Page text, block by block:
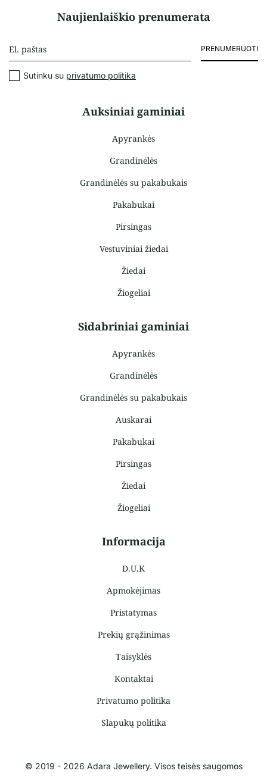
Auksiniai gaminiai
Apyrankės
Grandinėlės
Grandinėlės su pakabukais
Pakabukai
Pirsingas
Vestuviniai žiedai
Žiedai
Žiogeliai
Sidabriniai gaminiai
Apyrankės
Grandinėlės
Grandinėlės su pakabukais
Auskarai
Pakabukai
Pirsingas
Žiedai
Žiogeliai
Informacija
D.U.K
Apmokėjimas
Pristatymas
Prekių grąžinimas
Taisyklės
Kontaktai
Privatumo politika
Slapukų politika
Naujienlaiškio prenumerata
PRENUMERUOTI
Sutinku su privatumo politika
© 2019 - 2026 Adara Jewellery. Visos teisės saugomos